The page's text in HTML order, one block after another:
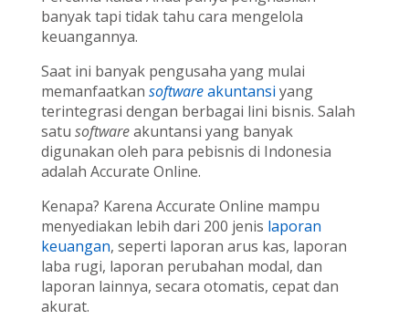
banyak tapi tidak tahu cara mengelola
keuangannya.
Saat ini banyak pengusaha yang mulai
memanfaatkan softwareakuntansi yang
terintegrasi dengan berbagai lini bisnis. Salah
satu softwareakuntansi yang banyak
digunakan oleh para pebisnis di Indonesia
adalah Accurate Online.
Kenapa? Karena Accurate Online mampu
menyediakan lebih dari 200 jenis laporan
keuangan, seperti laporan arus kas, laporan
laba rugi, laporan perubahan modal, dan
laporan lainnya, secara otomatis, cepat dan
akurat.